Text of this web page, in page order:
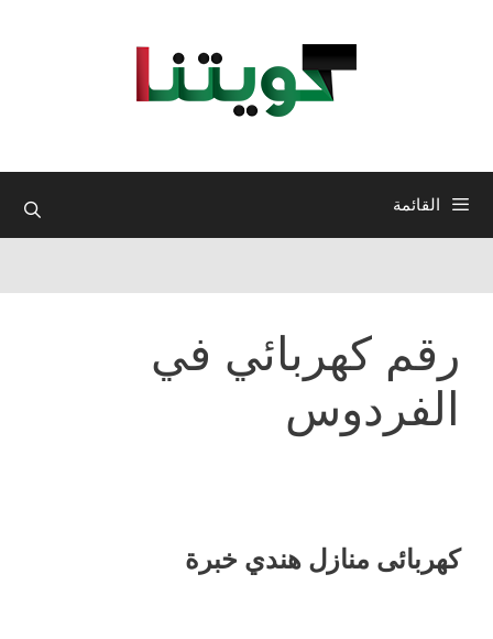
القائمة
رقم كهربائي في
الفردوس
كهربائى منازل هندي خبرة